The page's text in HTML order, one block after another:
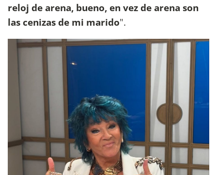
reloj de arena, bueno, en vez de arena son
las cenizas de mi marido".